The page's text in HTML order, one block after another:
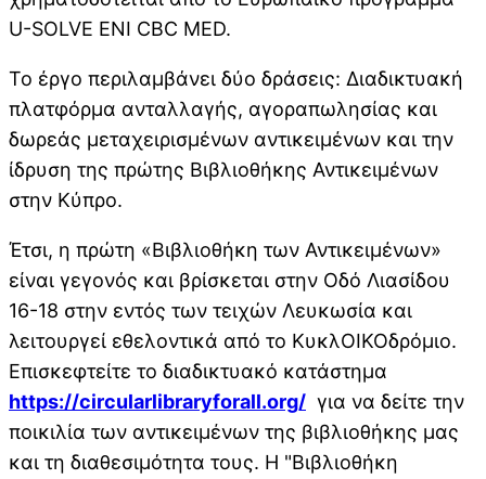
U-SOLVE ENI CBC MED.
Το έργο περιλαμβάνει δύο δράσεις: Διαδικτυακή
πλατφόρμα ανταλλαγής, αγοραπωλησίας και
δωρεάς μεταχειρισμένων αντικειμένων και την
ίδρυση της πρώτης Βιβλιοθήκης Αντικειμένων
στην Κύπρο.
Έτσι, η πρώτη «Βιβλιοθήκη των Αντικειμένων»
είναι γεγονός και βρίσκεται στην Οδό Λιασίδου
16-18 στην εντός των τειχών Λευκωσία και
λειτουργεί εθελοντικά από το ΚυκλΟΙΚΟδρόμιο.
Επισκεφτείτε το διαδικτυακό κατάστημα
https://circularlibraryforall.org/ για να δείτε την
ποικιλία των αντικειμένων της βιβλιοθήκης μας
και τη διαθεσιμότητα τους. Η "Βιβλιοθήκη